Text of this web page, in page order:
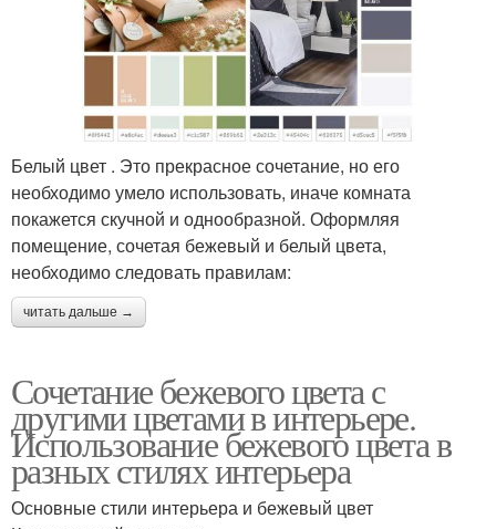
Белый цвет . Это прекрасное сочетание, но его
необходимо умело использовать, иначе комната
покажется скучной и однообразной. Оформляя
помещение, сочетая бежевый и белый цвета,
необходимо следовать правилам:
читать дальше →
Сочетание бежевого цвета с
другими цветами в интерьере.
Использование бежевого цвета в
разных стилях интерьера
Основные стили интерьера и бежевый цвет